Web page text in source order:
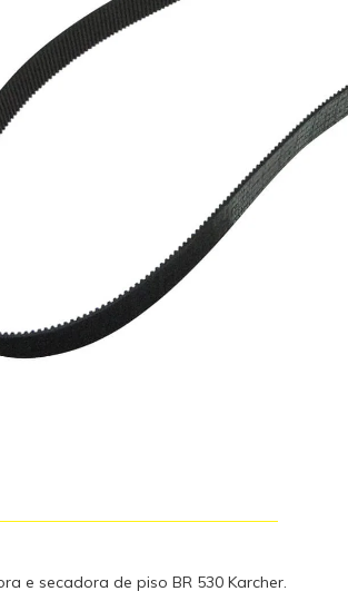
e secadora de piso BR 530 Karcher.